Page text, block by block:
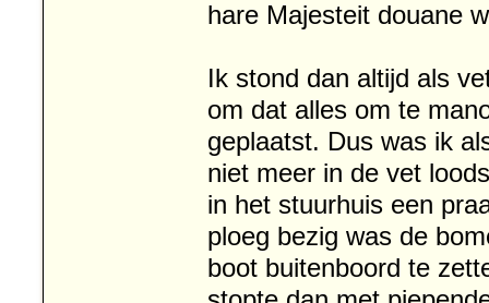
hare Majesteit douane
Ik stond dan altijd als
om dat alles om te
geplaatst. Dus was ik
niet meer in de vet
in het stuurhuis een
ploeg bezig was de
boot buitenboord te